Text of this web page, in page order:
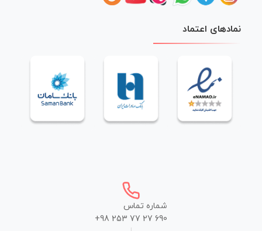
نمادهای اعتماد
شماره تماس
+98 253 77 27 690